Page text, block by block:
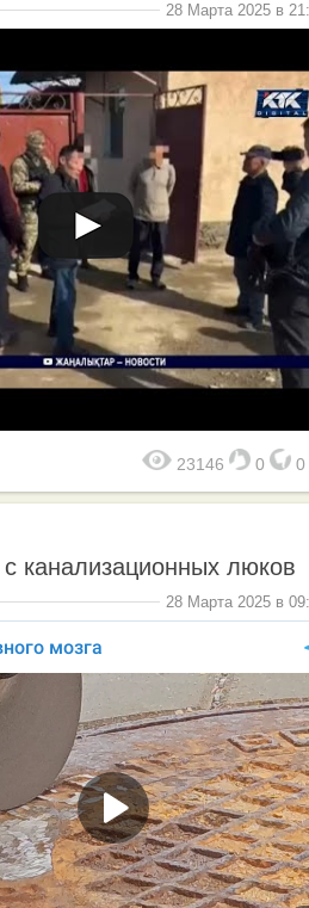
28 Марта 2025 в
23146 0 0
канализационных люков
28 Марта 2025 в